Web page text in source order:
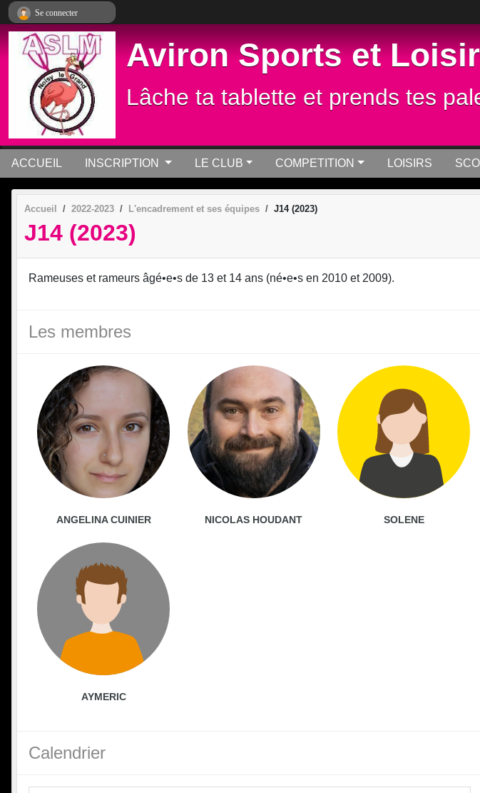
Aviron Sports et
Lâche ta tablette et prends tes
ACCUEIL INSCRIPTION LE CLUB COMPETITION LOISIRS
Accueil 2022-2023 L'encadrement et ses équipes J14 (2023)
J14 (2023)
Rameuses et rameurs âgé•e•s de 13 et 14 ans (né•e•s en 2010 et 2009).
Les membres
ANGELINA CUINIER NICOLAS HOUDANT SOLENE
AYMERIC
Calendrier
Se connecter
Panneau de gestion des cookies